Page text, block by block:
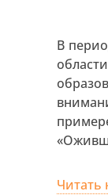
В
Читать